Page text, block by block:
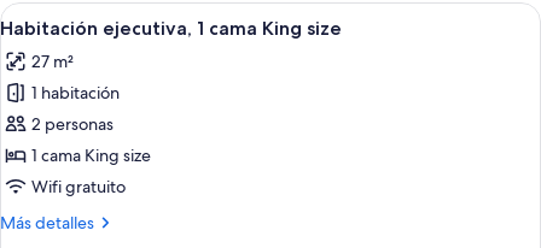
camas
Ver
todas
las
fotos
de
Habitación
ejecutiva,
cama
Una habitación de hotel moderna
6
Habitación ejecutiva, 1 cama King size
27 m²
1 habitación
2 personas
1 cama King size
Wifi gratuito
Más detalles
Más